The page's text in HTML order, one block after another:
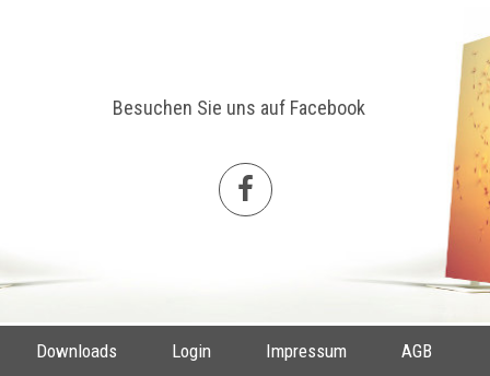
Besuchen Sie uns auf Facebook
Downloads Login Impressum AGB